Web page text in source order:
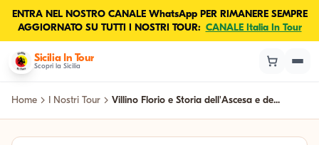
ENTRA NEL NOSTRO CANALE WhatsApp PER RIMANERE SEMPRE
AGGIORNATO SU TUTTI I NOSTRI TOUR: CANALE Italia In Tour
Sicilia In Tour
Scopri la Sicilia
Home I Nostri Tour Villino Florio e Storia dell'Ascesa e de...